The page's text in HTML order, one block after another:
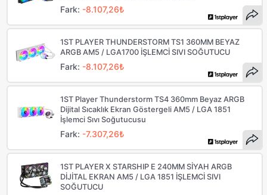
Fark: -8.107,26₺
1ST PLAYER THUNDERSTORM TS1 360MM BEYAZ
ARGB AM5 / LGA1700 İŞLEMCİ SIVI SOĞUTUCU
Fark: -8.107,26₺
1ST Player Thunderstorm TS4 360mm Beyaz ARGB
Dijital Sıcaklık Ekran Göstergeli AM5 / LGA 1851
İşlemci Sıvı Soğutucusu
Fark: -7.307,26₺
1ST PLAYER X STARSHIP E 240MM SİYAH ARGB
DİJİTAL EKRAN AM5 / LGA 1851 İŞLEMCİ SIVI
SOĞUTUCU